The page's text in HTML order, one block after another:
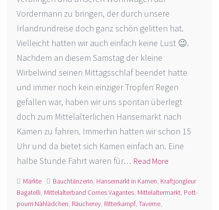
Vordermann zu bringen, der durch unsere
Irlandrundreise doch ganz schön gelitten hat.
Vielleicht hatten wir auch einfach keine Lust 😉.
Nachdem an diesem Samstag der kleine
Wirbelwind seinen Mittagsschlaf beendet hatte
und immer noch kein einziger Tropfen Regen
gefallen war, haben wir uns spontan überlegt
doch zum Mittelalterlichen Hansemarkt nach
Kamen zu fahren. Immerhin hatten wir schon 15
Uhr und da bietet sich Kamen einfach an. Eine
halbe Stunde Fahrt waren für… Read More
Märkte Bauchtänzerin, Hansemarkt in Kamen, Kraftjongleur
Bagatelli, Mittelalterband Comes Vagantes, Mittelaltermarkt, Pott-
pourri Nählädchen, Räucherey, Ritterkampf,Taverne,